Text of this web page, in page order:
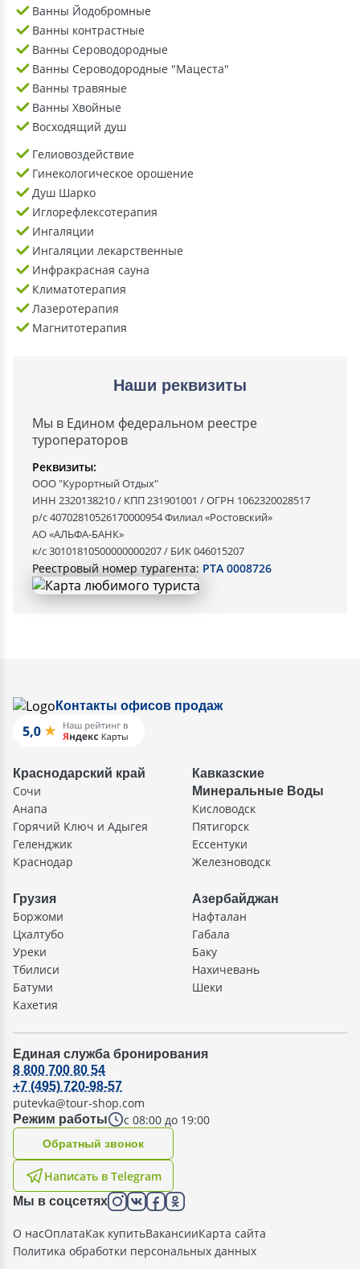
Ванны Йодобромные
Ванны контрастные
Ванны Сероводородные
Ванны Сероводородные "Мацеста"
Ванны травяные
Ванны Хвойные
Восходящий душ
Гелиовоздействие
Гинекологическое орошение
Душ Шарко
Иглорефлексотерапия
Ингаляции
Ингаляции лекарственные
Инфракрасная сауна
Климатотерапия
Лазеротерапия
Магнитотерапия
Наши реквизиты
Мы в Едином федеральном реестре
туроператоров
Реквизиты:
ООО "Курортный Отдых"
ИНН 2320138210 / КПП 231901001 / ОГРН 1062320028517
р/с 40702810526170000954 Филиал «Ростовский»
АО «АЛЬФА-БАНК»
к/с 30101810500000000207 / БИК 046015207
Реестровый номер турагента: РТА 0008726
Контакты офисов продаж
Краснодарский край
Сочи
Анапа
Горячий Ключ и Адыгея
Геленджик
Краснодар
Кавказские
Минеральные Воды
Кисловодск
Пятигорск
Ессентуки
Железноводск
Грузия
Боржоми
Цхалтубо
Уреки
Тбилиси
Батуми
Кахетия
Азербайджан
Нафталан
Габала
Баку
Нахичевань
Шеки
Единая служба бронирования
Режим работы с 08:00 до 19:00
8 800 700 80 54
+7 (495) 720-98-57
putevka@tour-shop.com
Написать в Telegram
Oбратный звонок
Мы в соцсетях
О насОплатаКак купитьВакансииКарта сайта
Политика обработки персональных данных